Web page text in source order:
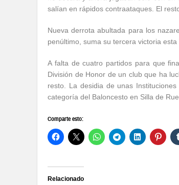
salían en rápidos contraataques. El
Nueva derrota abultada para los
penúltimo, suma su tercera victoria
A falta de cuatro partidos para que
División de Honor de un club que ha
resto. La desidia de unas
categoría del Baloncesto en Silla de
Comparte esto:
Relacionado